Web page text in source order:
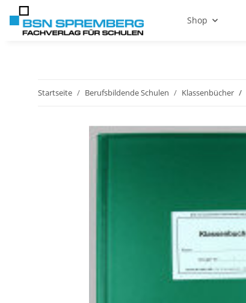
Shop
Startseite Berufsbildende Schulen Klassenbücher